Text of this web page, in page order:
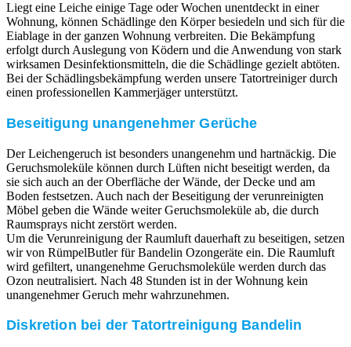
Liegt eine Leiche einige Tage oder Wochen unentdeckt in einer
Wohnung, können Schädlinge den Körper besiedeln und sich für die
Eiablage in der ganzen Wohnung verbreiten. Die Bekämpfung
erfolgt durch Auslegung von Ködern und die Anwendung von stark
wirksamen Desinfektionsmitteln, die die Schädlinge gezielt abtöten.
Bei der Schädlingsbekämpfung werden unsere Tatortreiniger durch
einen professionellen Kammerjäger unterstützt.
Beseitigung unangenehmer Gerüche
Der Leichengeruch ist besonders unangenehm und hartnäckig. Die
Geruchsmoleküle können durch Lüften nicht beseitigt werden, da
sie sich auch an der Oberfläche der Wände, der Decke und am
Boden festsetzen. Auch nach der Beseitigung der verunreinigten
Möbel geben die Wände weiter Geruchsmoleküle ab, die durch
Raumsprays nicht zerstört werden.
Um die Verunreinigung der Raumluft dauerhaft zu beseitigen, setzen
wir von RümpelButler für Bandelin Ozongeräte ein. Die Raumluft
wird gefiltert, unangenehme Geruchsmoleküle werden durch das
Ozon neutralisiert. Nach 48 Stunden ist in der Wohnung kein
unangenehmer Geruch mehr wahrzunehmen.
Diskretion bei der Tatortreinigung Bandelin